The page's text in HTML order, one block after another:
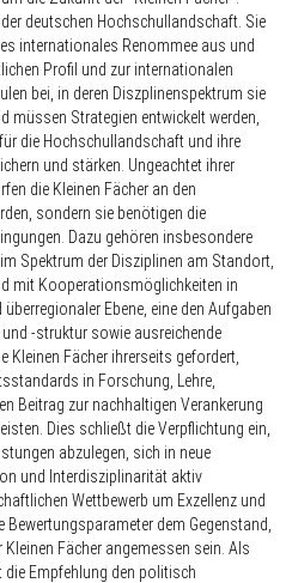
deutschen Hochschullandschaft. Sie
internationales Renommee aus und
Profil und zur internationalen
bei, in deren Diszplinenspektrum sie
müssen Strategien entwickelt werden,
die Hochschullandschaft und ihre
und stärken. Ungeachtet ihrer
die Kleinen Fächer an den
sondern sie benötigen die
Dazu gehören insbesondere
Spektrum der Disziplinen am Standort,
mit Kooperationsmöglichkeiten in
Ebene, eine den Aufgaben
-struktur sowie ausreichende
Kleinen Fächer ihrerseits gefordert,
in Forschung, Lehre,
Beitrag zur nachhaltigen Verankerung
Dies schließt die Verpflichtung ein,
abzulegen, sich in neue
und Interdisziplinarität aktiv
Wettbewerb um Exzellenz und
dem Gegenstand,
Fächer angemessen sein. Als
Empfehlung den politisch